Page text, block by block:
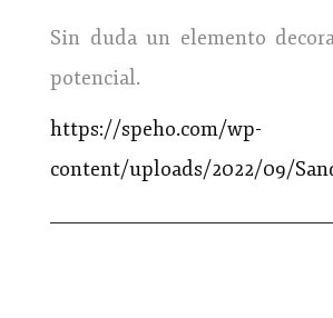
Sin duda un elemento
potencial.
https://speho.com/wp-
content/uploads/2022/09/